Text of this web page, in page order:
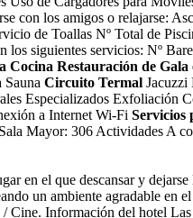
con los amigos o relajarse:
de Toallas Nº Total de
los siguientes servicios: Nº
Cocina Restauración de Gala
Sauna Circuito Termal Jacuzzi
Especializados Exfoliación
a Internet Wi-Fi Servicios
Mayor: 306 Actividades A
el que descansar y dejarse
un ambiente agradable
/ Cine. Información del hotel